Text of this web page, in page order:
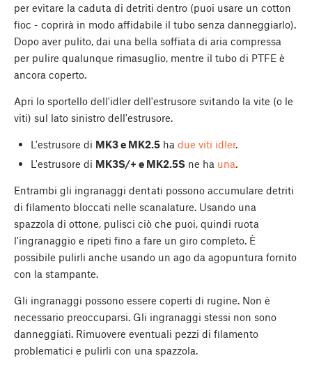
per evitare la caduta di detriti dentro (puoi usare un cotton
fioc - coprirà in modo affidabile il tubo senza danneggiarlo).
Dopo aver pulito, dai una bella soffiata di aria compressa
per pulire qualunque rimasuglio, mentre il tubo di PTFE è
ancora coperto.
Apri lo sportello dell'idler dell'estrusore svitando la vite (o le
viti) sul lato sinistro dell'estrusore.
L'estrusore di MK3 e MK2.5ha due viti idler.
L'estrusore di MK3S/+ e MK2.5Sne ha una.
Entrambi gli ingranaggi dentati possono accumulare detriti
di filamento bloccati nelle scanalature. Usando una
spazzola di ottone, pulisci ciò che puoi, quindi ruota
l'ingranaggio e ripeti fino a fare un giro completo. È
possibile pulirli anche usando un ago da agopuntura fornito
con la stampante.
Gli ingranaggi possono essere coperti di rugine. Non è
necessario preoccuparsi. Gli ingranaggi stessi non sono
danneggiati. Rimuovere eventuali pezzi di filamento
problematici e pulirli con una spazzola.